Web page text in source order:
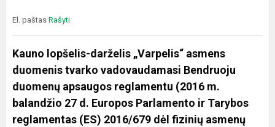
El. paštas Rašyti
Kauno lopšelis-darželis „Varpelis“ asmens
duomenis tvarko vadovaudamasi Bendruoju
duomenų apsaugos reglamentu (2016 m.
balandžio 27 d. Europos Parlamento ir Tarybos
reglamentas (ES) 2016/679 dėl fizinių asmenų